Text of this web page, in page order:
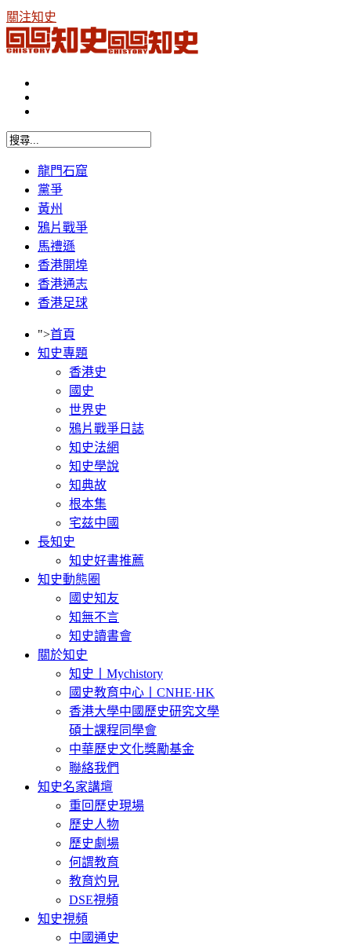
關注知史
龍門石窟
黨爭
黃州
鴉片戰爭
馬禮遜
香港開埠
香港通志
香港足球
">首頁
知史專題
香港史
國史
世界史
鴉片戰爭日誌
知史法網
知史學說
知典故
根本集
宅兹中國
長知史
知史好書推薦
知史動態圈
國史知友
知無不言
知史讀書會
關於知史
知史丨Mychistory
國史教育中心丨CNHE·HK
香港大學中國歷史研究文學
碩士課程同學會
中華歷史文化獎勵基金
聯絡我們
知史名家講壇
重回歷史現場
歷史人物
歷史劇場
何謂教育
教育灼見
DSE視頻
知史視頻
中國通史